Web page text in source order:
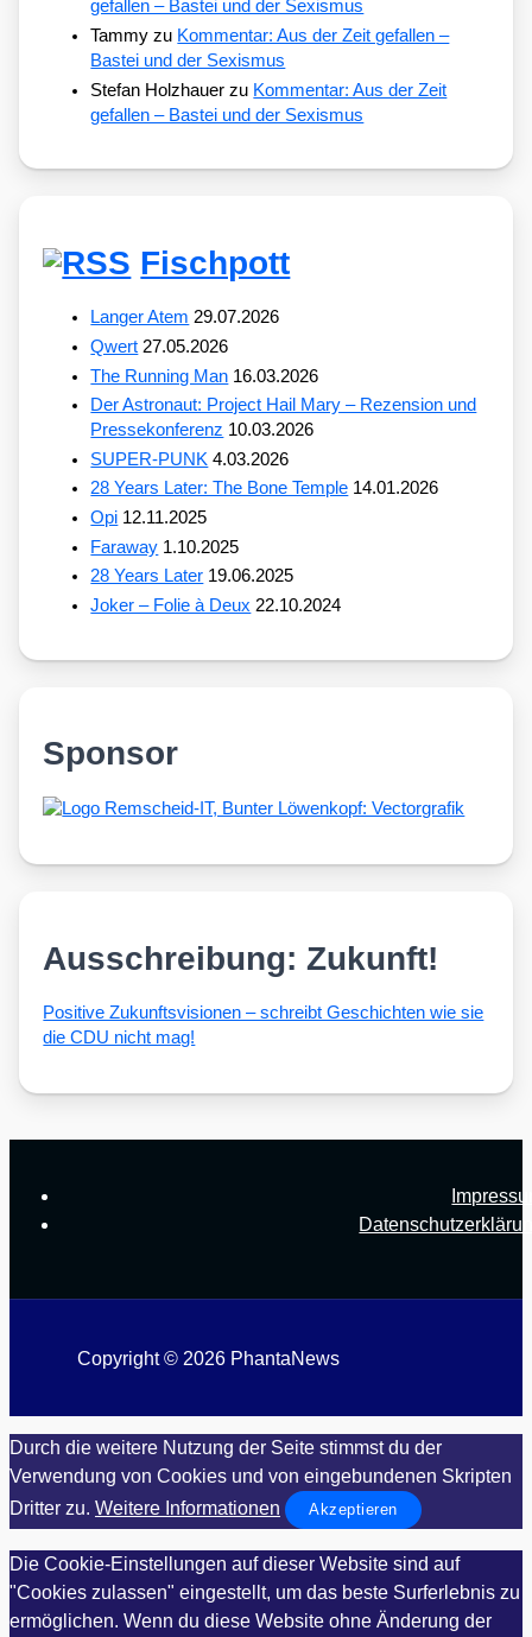
gefallen – Bastei und der Sexismus
Tammy zu Kommentar: Aus der Zeit gefallen –
Bastei und der Sexismus
Stefan Holzhauer zu Kommentar: Aus der Zeit
gefallen – Bastei und der Sexismus
Fischpott
Langer Atem 29.07.2026
Qwert 27.05.2026
The Running Man 16.03.2026
Der Astronaut: Project Hail Mary – Rezension und
Pressekonferenz 10.03.2026
SUPER-PUNK 4.03.2026
28 Years Later: The Bone Temple 14.01.2026
Opi 12.11.2025
Faraway 1.10.2025
28 Years Later 19.06.2025
Joker – Folie à Deux 22.10.2024
Sponsor
Ausschreibung: Zukunft!
Posi­ti­ve Zukunfts­vi­sio­nen – schreibt Geschich­ten wie sie
die CDU nicht mag!
Copyright © 2026 PhantaNews
Durch die weitere Nutzung der Seite stimmst du der
Verwendung von Cookies und von eingebundenen Skripten
Dritter zu. Weitere Informationen Akzeptieren
Die Cookie-Einstellungen auf dieser Website sind auf
"Cookies zulassen" eingestellt, um das beste Surferlebnis zu
ermöglichen. Wenn du diese Website ohne Änderung der